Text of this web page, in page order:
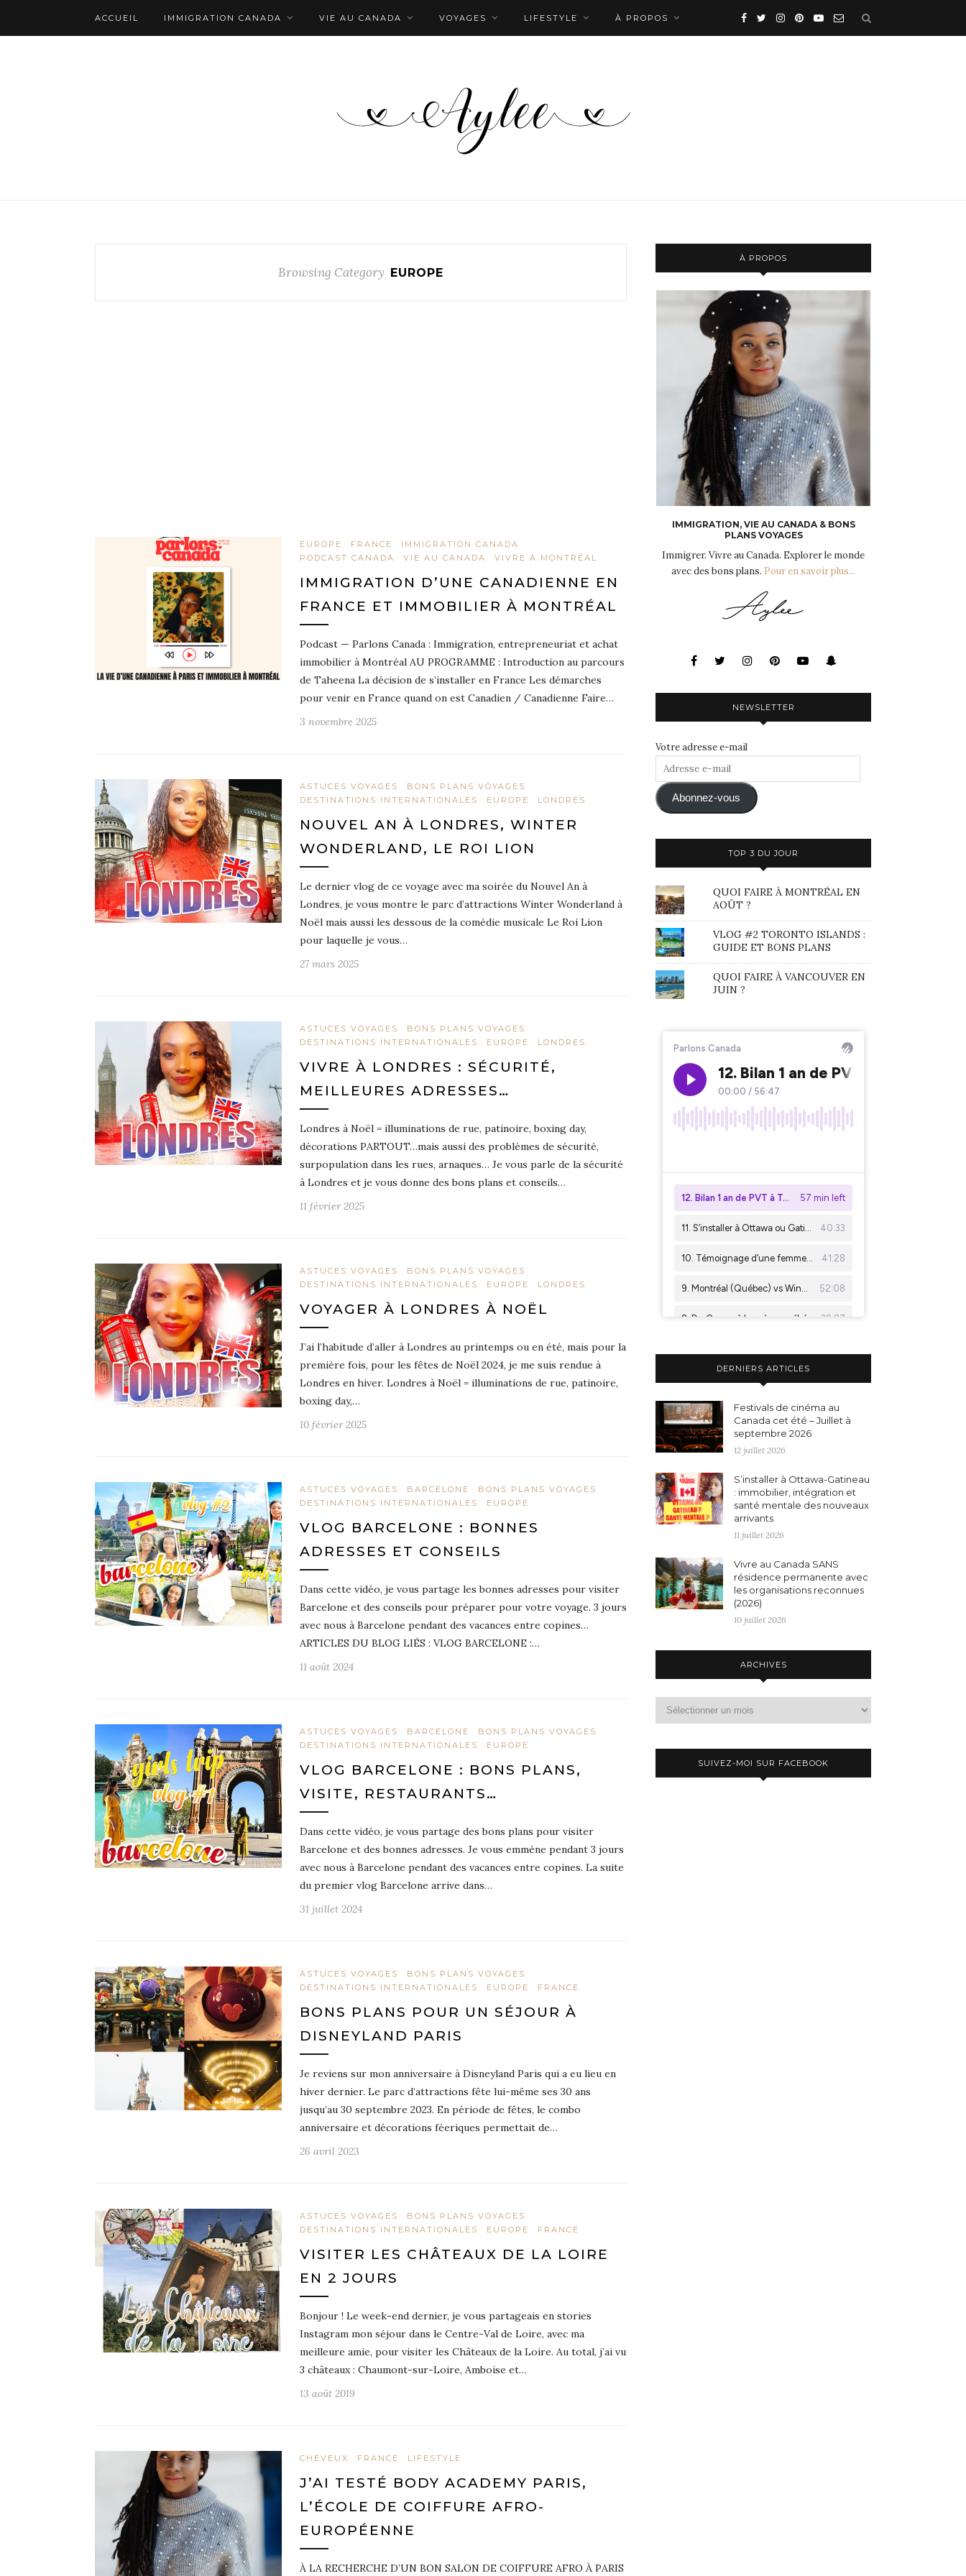
ACCUEIL IMMIGRATION CANADA VIE AU CANADA VOYAGES LIFESTYLE À PROPOS
Browsing Category EUROPE
EUROPE FRANCE
IMMIGRATION CANADA
PODCAST CANADA
VIE AU CANADA VIVRE À MONTRÉAL
IMMIGRATION D’UNE CANADIENNE EN
FRANCE ET IMMOBILIER À MONTRÉAL
Podcast — Parlons Canada : Immigration, entrepreneuriat et achat
immobilier à Montréal AU PROGRAMME : Introduction au parcours
de Taheena La décision de s’installer en France Les démarches
pour venir en France quand on est Canadien / Canadienne Faire…
3 novembre 2025
ASTUCES VOYAGES
BONS PLANS VOYAGES
DESTINATIONS INTERNATIONALES
EUROPE LONDRES
NOUVEL AN À LONDRES, WINTER
WONDERLAND, LE ROI LION
Le dernier vlog de ce voyage avec ma soirée du Nouvel An à
Londres, je vous montre le parc d’attractions Winter Wonderland à
Noël mais aussi les dessous de la comédie musicale Le Roi Lion
pour laquelle je vous…
27 mars 2025
ASTUCES VOYAGES
BONS PLANS VOYAGES
DESTINATIONS INTERNATIONALES
EUROPE LONDRES
VIVRE À LONDRES : SÉCURITÉ,
MEILLEURES ADRESSES…
Londres à Noël = illuminations de rue, patinoire, boxing day,
décorations PARTOUT…mais aussi des problèmes de sécurité,
surpopulation dans les rues, arnaques… Je vous parle de la sécurité
à Londres et je vous donne des bons plans et conseils…
11 février 2025
ASTUCES VOYAGES
BONS PLANS VOYAGES
DESTINATIONS INTERNATIONALES
EUROPE LONDRES
VOYAGER À LONDRES À NOËL
J’ai l’habitude d’aller à Londres au printemps ou en été, mais pour la
première fois, pour les fêtes de Noël 2024, je me suis rendue à
Londres en hiver. Londres à Noël = illuminations de rue, patinoire,
boxing day,…
10 février 2025
ASTUCES VOYAGES BARCELONE
BONS PLANS VOYAGES
DESTINATIONS INTERNATIONALES
EUROPE
VLOG BARCELONE : BONNES
ADRESSES ET CONSEILS
Dans cette vidéo, je vous partage les bonnes adresses pour visiter
Barcelone et des conseils pour préparer pour votre voyage. 3 jours
avec nous à Barcelone pendant des vacances entre copines…
ARTICLES DU BLOG LIÉS : VLOG BARCELONE :…
11 août 2024
ASTUCES VOYAGES BARCELONE
BONS PLANS VOYAGES
DESTINATIONS INTERNATIONALES
EUROPE
VLOG BARCELONE : BONS PLANS,
VISITE, RESTAURANTS…
Dans cette vidéo, je vous partage des bons plans pour visiter
Barcelone et des bonnes adresses. Je vous emmène pendant 3 jours
avec nous à Barcelone pendant des vacances entre copines. La suite
du premier vlog Barcelone arrive dans…
31 juillet 2024
ASTUCES VOYAGES
BONS PLANS VOYAGES
DESTINATIONS INTERNATIONALES
EUROPE FRANCE
BONS PLANS POUR UN SÉJOUR À
DISNEYLAND PARIS
Je reviens sur mon anniversaire à Disneyland Paris qui a eu lieu en
hiver dernier. Le parc d’attractions fête lui-même ses 30 ans
jusqu’au 30 septembre 2023. En période de fêtes, le combo
anniversaire et décorations féeriques permettait de…
26 avril 2023
ASTUCES VOYAGES
BONS PLANS VOYAGES
DESTINATIONS INTERNATIONALES
EUROPE FRANCE
VISITER LES CHÂTEAUX DE LA LOIRE
EN 2 JOURS
Bonjour ! Le week-end dernier, je vous partageais en stories
Instagram mon séjour dans le Centre-Val de Loire, avec ma
meilleure amie, pour visiter les Châteaux de la Loire. Au total, j’ai vu
3 châteaux : Chaumont-sur-Loire, Amboise et…
13 août 2019
CHEVEUX FRANCE LIFESTYLE
J’AI TESTÉ BODY ACADEMY PARIS,
L’ÉCOLE DE COIFFURE AFRO-
EUROPÉENNE
À LA RECHERCHE D’UN BON SALON DE COIFFURE AFRO À PARIS
À PROPOS
IMMIGRATION, VIE AU CANADA & BONS
PLANS VOYAGES
Immigrer. Vivre au Canada. Explorer le monde
avec des bons plans. Pour en savoir plus...
NEWSLETTER
Votre adresse e-mail
Adresse
mail Abonnez-vous
TOP 3 DU JOUR
QUOI FAIRE À MONTRÉAL EN
AOÛT ?
VLOG #2 TORONTO ISLANDS :
GUIDE ET BONS PLANS
QUOI FAIRE À VANCOUVER EN
JUIN ?
DERNIERS ARTICLES
Festivals de cinéma au
Canada cet été – Juillet à
septembre 2026
12 juillet 2026
S’installer à Ottawa-Gatineau
: immobilier, intégration et
santé mentale des nouveaux
arrivants
11 juillet 2026
Vivre au Canada SANS
résidence permanente avec
les organisations reconnues
(2026)
10 juillet 2026
ARCHIVES
SUIVEZ-MOI SUR FACEBOOK